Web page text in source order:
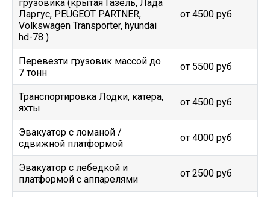
грузовика (крытая Газель, Лада
Ларгус, PEUGEOT PARTNER,
Volkswagen Transporter, hyundai
hd-78 )
от 4500 руб
Перевезти грузовик массой до
7 тонн
от 5500 руб
Транспортировка Лодки, катера,
яхты
от 4500 руб
Эвакуатор c ломаной /
сдвижной платформой
от 4000 руб
Эвакуатор с лебедкой и
платформой с аппарелями
от 2500 руб